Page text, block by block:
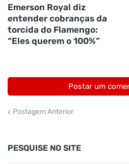
Emerson Royal diz
entender cobranças da
torcida do Flamengo:
“Eles querem o 100%”
Postar um
Postagem Anterior
PESQUISE NO SITE